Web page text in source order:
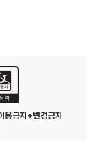
용금지+변경금지